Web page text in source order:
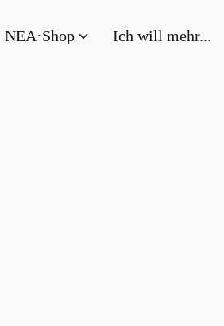
NEA·Shop Ich will mehr...